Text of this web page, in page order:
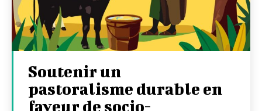
Soutenir un
pastoralisme durable en
faveur de socio-